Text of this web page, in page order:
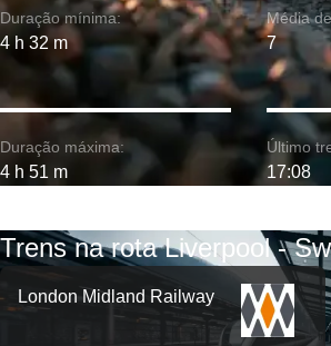
Duração mínima:
4 h 32 m
Duração máxima:
4 h 51 m
Média
7
Último
17:08
Trens na rota Liverpool -
London Midland Railway